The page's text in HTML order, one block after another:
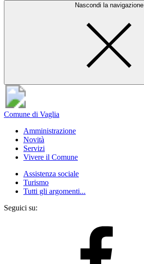
Nascondi la navigazione
Comune di Vaglia
Amministrazione
Novità
Servizi
Vivere il Comune
Assistenza sociale
Turismo
Tutti gli argomenti...
Seguici su: